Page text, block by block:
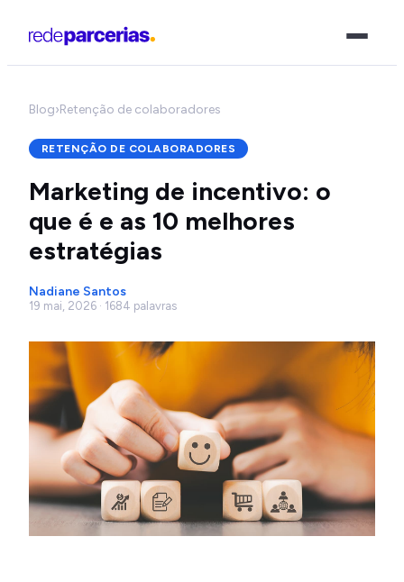
Blog›Retenção de colaboradores
RETENÇÃO DE COLABORADORES
Marketing de incentivo: o
que é e as 10 melhores
estratégias
Nadiane Santos
19 mai, 2026 · 1684 palavras